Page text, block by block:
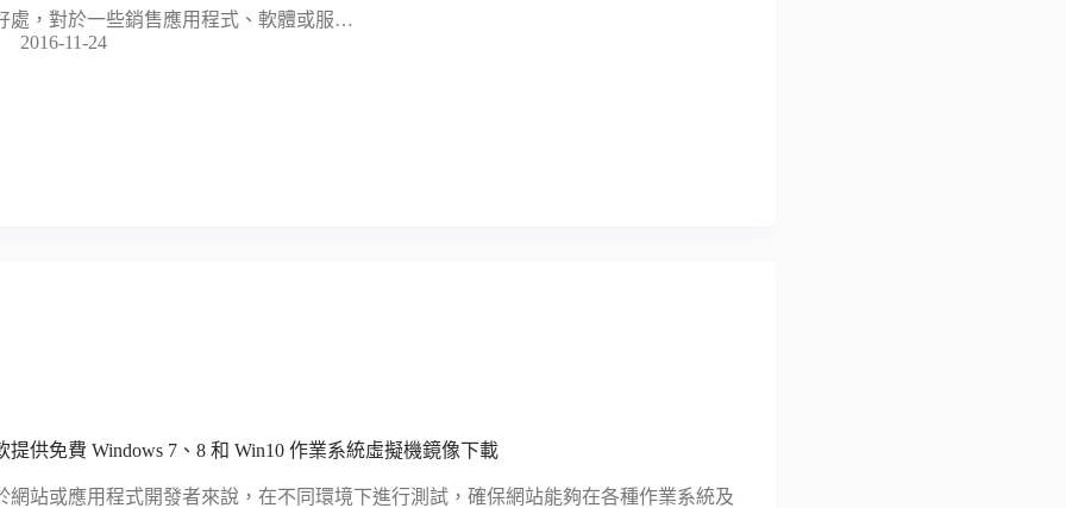
處，對於一些銷售應用程式、軟體或服…
2016-11-24
提供免費 Windows 7、8 和 Win10 作業系統虛擬機鏡像下載
網站或應用程式開發者來說，在不同環境下進行測試，確保網站能夠在各種作業系統及